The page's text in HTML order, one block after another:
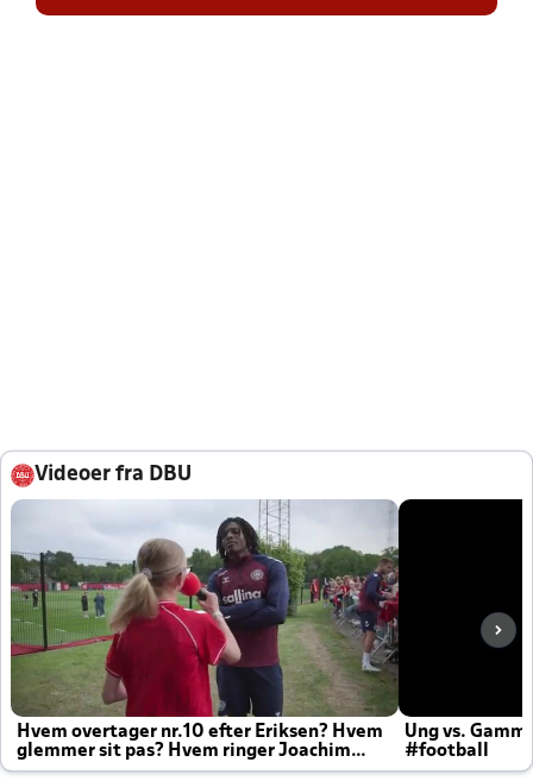
Videoer fra DBU
Hvem overtager nr.10 efter Eriksen? Hvem
glemmer sit pas? Hvem ringer Joachim
altid til efter kampe?
Ung vs.
#football